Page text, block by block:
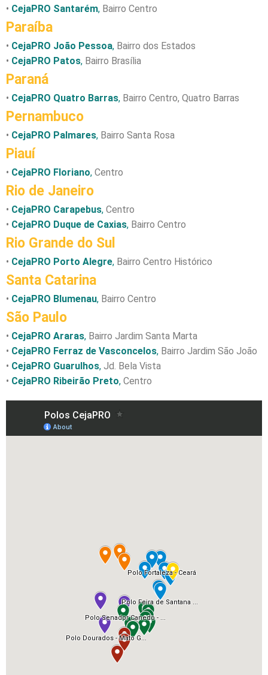
• CejaPRO Santarém, Bairro Centro
Paraíba
• CejaPRO João Pessoa, Bairro dos Estados
• CejaPRO Patos, Bairro Brasília
Paraná
• CejaPRO Quatro Barras, Bairro Centro, Quatro Barras
Pernambuco
• CejaPRO Palmares, Bairro Santa Rosa
Piauí
• CejaPRO Floriano, Centro
Rio de Janeiro
• CejaPRO Carapebus, Centro
• CejaPRO Duque de Caxias, Bairro Centro
Rio Grande do Sul
• CejaPRO Porto Alegre, Bairro Centro Histórico
Santa Catarina
• CejaPRO Blumenau, Bairro Centro
São Paulo
• CejaPRO Araras, Bairro Jardim Santa Marta
• CejaPRO Ferraz de Vasconcelos, Bairro Jardim São João
• CejaPRO Guarulhos, Jd. Bela Vista
• CejaPRO Ribeirão Preto, Centro